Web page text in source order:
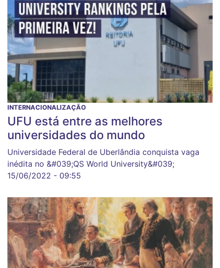
INTERNACIONALIZAÇÃO
UFU está entre as melhores
universidades do mundo
Universidade Federal de Uberlândia conquista vaga
inédita no &#039;QS World University&#039;
15/06/2022 - 09:55